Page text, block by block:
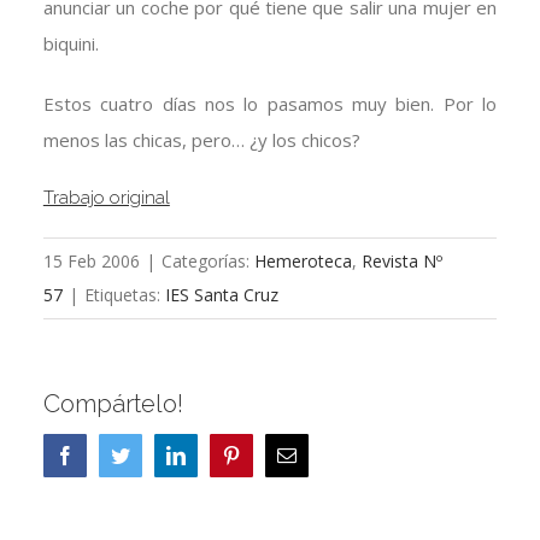
anunciar un coche por qué tiene que salir una mujer en
biquini.
Estos cuatro días nos lo pasamos muy bien. Por lo
menos las chicas, pero… ¿y los chicos?
Trabajo original
15 Feb 2006 | Categorías: Hemeroteca, Revista Nº
57 | Etiquetas: IES Santa Cruz
Compártelo!
FacebookTwitterLinkedInPinterestCorreo
electrónico